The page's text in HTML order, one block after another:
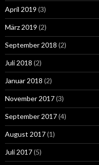
April 2019 (3)
März 2019 (2)
September 2018 (2)
Juli 2018 (2)
Januar 2018 (2)
November 2017(3)
September 2017(4)
August 2017(1)
Juli 2017(5)